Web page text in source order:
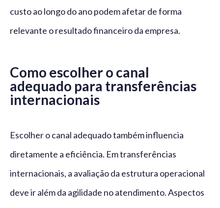
custo ao longo do ano podem afetar de forma
relevante o resultado financeiro da empresa.
Como escolher o canal
adequado para transferências
internacionais
Escolher o canal adequado também influencia
diretamente a eficiência. Em transferências
internacionais, a avaliação da estrutura operacional
deve ir além da agilidade no atendimento. Aspectos